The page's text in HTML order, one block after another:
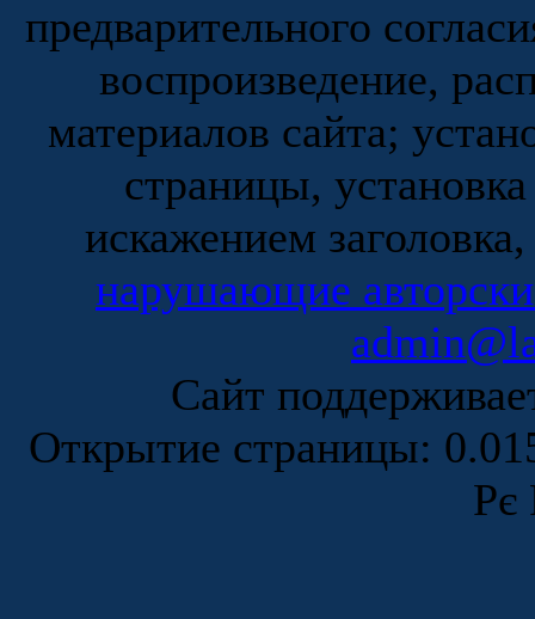
предварительного
воспроизведение,
материалов сайта;
страницы,
искажением
нарушающие
Сайт
Открытие страницы:
Рє